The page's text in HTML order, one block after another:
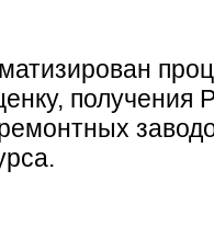
получения